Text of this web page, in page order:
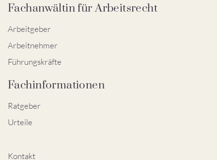
Fachanwältin für Arbeitsrecht
Arbeitgeber
Arbeitnehmer
Führungskräfte
Fachinformationen
Ratgeber
Urteile
Kontakt